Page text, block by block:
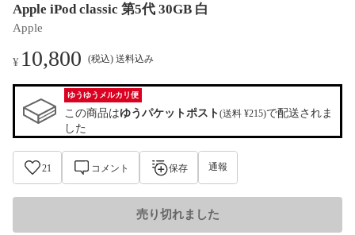
Apple iPod classic 第5代 30GB 白
Apple
¥ 10,800 (税込) 送料込み
ゆうゆうメルカリ便
この商品はゆうパケットポスト(送料 ¥215)で配送されま
した
21 コメント 保存 通報
売り切れました